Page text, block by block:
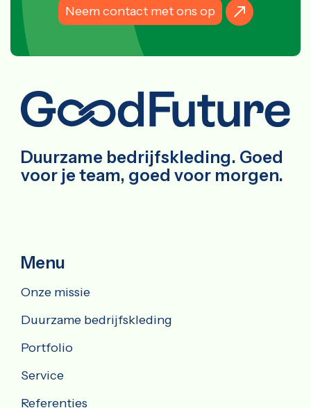
Neem contact met ons op
Duurzame bedrijfskleding. Goed
voor je team, goed voor morgen.
Menu
Onze missie
Duurzame bedrijfskleding
Portfolio
Service
Referenties